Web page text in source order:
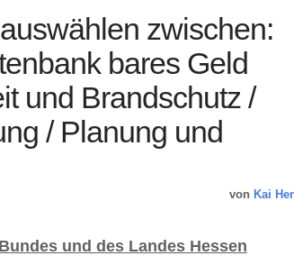
zwischen:
bares Geld
und Brandschutz /
/ Planung und
von Kai
und des Landes Hessen